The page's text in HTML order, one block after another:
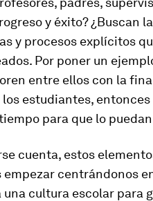
y éxito? ¿Buscan
y procesos explícitos
Por poner un
entre ellos con la
estudiantes,
para que lo
cuenta, estos
empezar centrándonos
cultura escolar para